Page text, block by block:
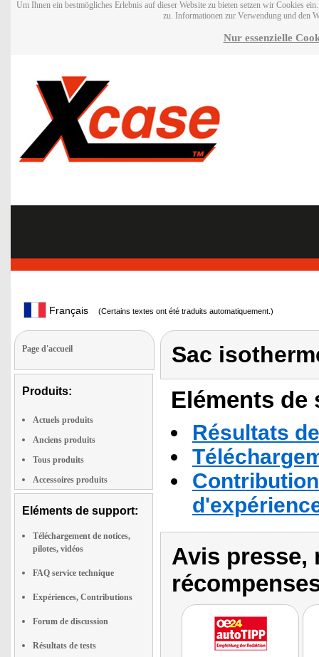
Um Ihnen ein bestmögliches Erlebnis auf dieser Website zu bieten setzen wir Cookies
zu. Informationen zur Verwendung und den
Nur essenzielle
Français (Certains textes ont été traduits automatiquement.)
Page d'accueil
Produits:
Actuels produits
Anciens produits
Tous produits
Accessoires produits
Eléments de support:
Téléchargement de notices,
pilotes, vidéos
FAQ service technique
Expériences, Contributions
Forum de discussion
Résultats de tests
Sac
Eléments
Résultats
Avis presse,